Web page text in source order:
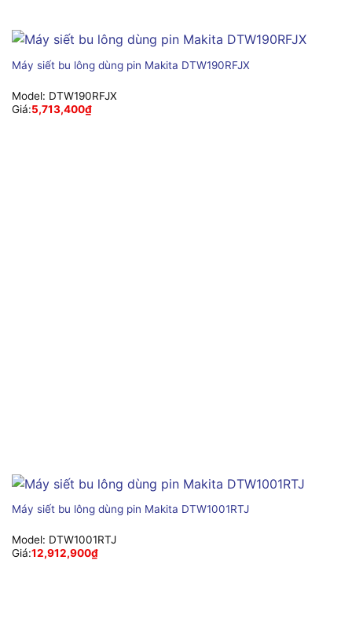
Máy siết bu lông dùng pin Makita DTW190RFJX
Model: DTW190RFJX
Giá:5,713,400₫
Máy siết bu lông dùng pin Makita DTW1001RTJ
Model: DTW1001RTJ
Giá:12,912,900₫